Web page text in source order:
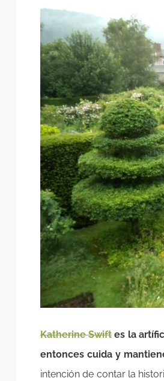
Katherine Swiftes la
entonces cuida y
intención de contar la